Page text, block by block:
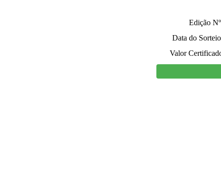
Edição
Data do
Valor